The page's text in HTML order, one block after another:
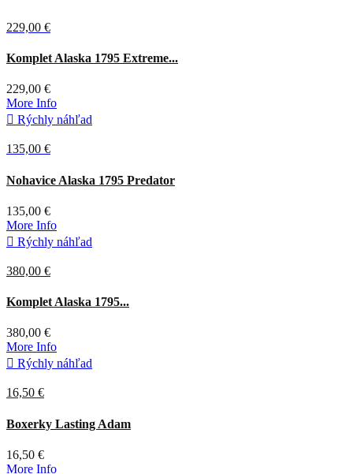
229,00 €
Komplet Alaska 1795 Extreme...
229,00 €
More Info
 Rýchly náhľad
135,00 €
Nohavice Alaska 1795 Predator
135,00 €
More Info
 Rýchly náhľad
380,00 €
Hnedá
Komplet Alaska 1795...
380,00 €
More Info
 Rýchly náhľad
16,50 €
Zelená
Boxerky Lasting Adam
16,50 €
More Info